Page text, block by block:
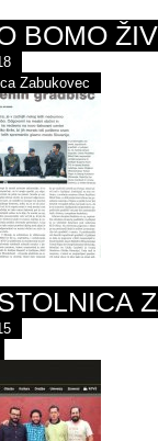
BOMO
Zabukovec